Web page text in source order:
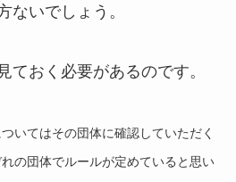
ないでしょう。
ておく必要があるのです。
いてはその団体に確認していただく
の団体でルールが定めていると思い